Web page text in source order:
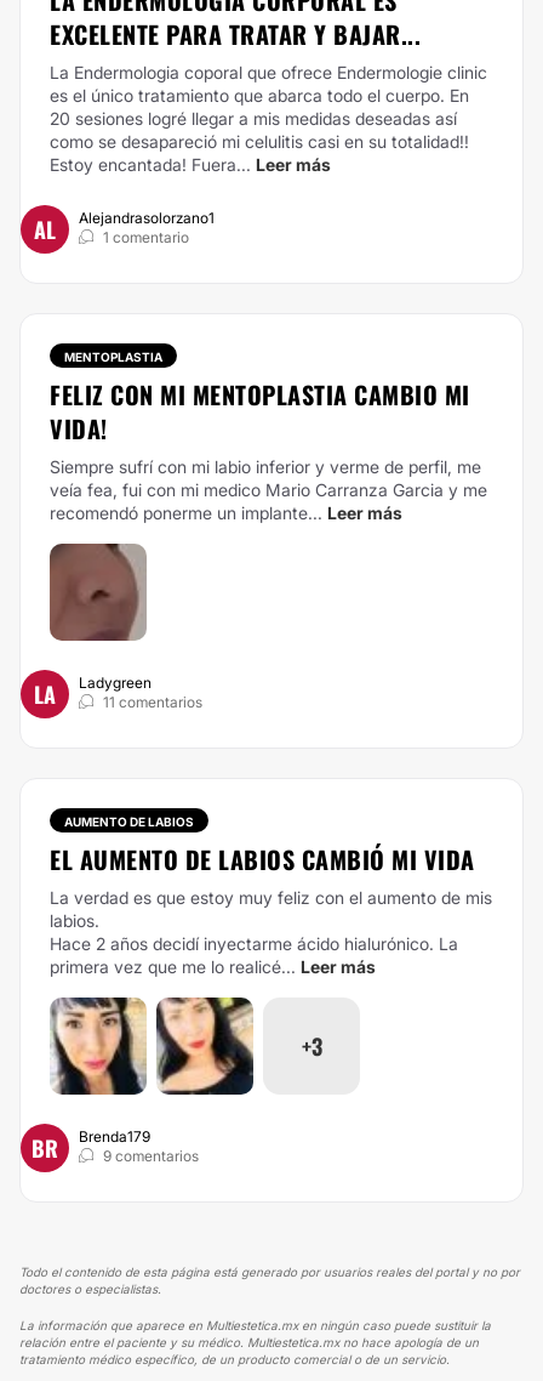
EXCELENTE PARA TRATAR Y BAJAR...
La Endermologia coporal que ofrece Endermologie clinic
es el único tratamiento que abarca todo el cuerpo. En
20 sesiones logré llegar a mis medidas deseadas así
como se desapareció mi celulitis casi en su totalidad!!
Estoy encantada! Fuera... Leer más
AL
Alejandrasolorzano1
1 comentario
MENTOPLASTIA
FELIZ CON MI MENTOPLASTIA CAMBIO MI
VIDA!
Siempre sufrí con mi labio inferior y verme de perfil, me
veía fea, fui con mi medico Mario Carranza Garcia y me
recomendó ponerme un implante... Leer más
LA
Ladygreen
11 comentarios
AUMENTO DE LABIOS
EL AUMENTO DE LABIOS CAMBIÓ MI VIDA
La verdad es que estoy muy feliz con el aumento de mis
labios.
Hace 2 años decidí inyectarme ácido hialurónico. La
primera vez que me lo realicé... Leer más
+3
BR
Brenda179
9 comentarios
Todo el contenido de esta página está generado por usuarios reales del portal y no por
doctores o especialistas.
La información que aparece en Multiestetica.mx en ningún caso puede sustituir la
relación entre el paciente y su médico. Multiestetica.mx no hace apología de un
tratamiento médico específico, de un producto comercial o de un servicio.